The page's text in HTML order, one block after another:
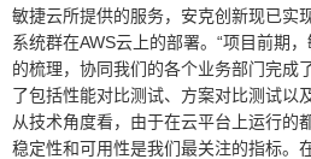
敏捷云所提供的服务，安克创新现已实
系统群在AWS云上的部署。“项目前期
的梳理，协同我们的各个业务部门完成
了包括性能对比测试、方案对比测试以
从技术角度看，由于在云平台上运行的
稳定性和可用性是我们最关注的指标。